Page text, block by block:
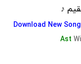
♪
Download New Song
Ast